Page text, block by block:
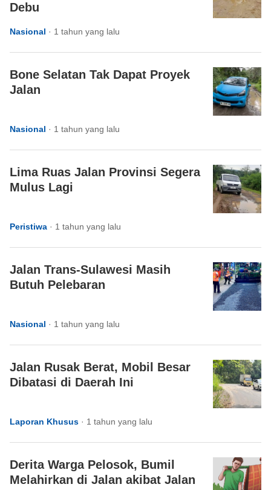
Debu
Nasional · 1 tahun yang lalu
Bone Selatan Tak Dapat Proyek
Jalan
Nasional · 1 tahun yang lalu
Lima Ruas Jalan Provinsi Segera
Mulus Lagi
Peristiwa · 1 tahun yang lalu
Jalan Trans-Sulawesi Masih
Butuh Pelebaran
Nasional · 1 tahun yang lalu
Jalan Rusak Berat, Mobil Besar
Dibatasi di Daerah Ini
Laporan Khusus · 1 tahun yang lalu
Derita Warga Pelosok, Bumil
Melahirkan di Jalan akibat Jalan